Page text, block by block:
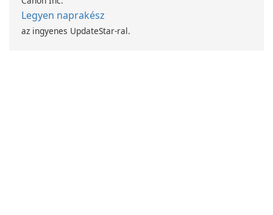
Legyen naprakész
az ingyenes UpdateStar-ral.